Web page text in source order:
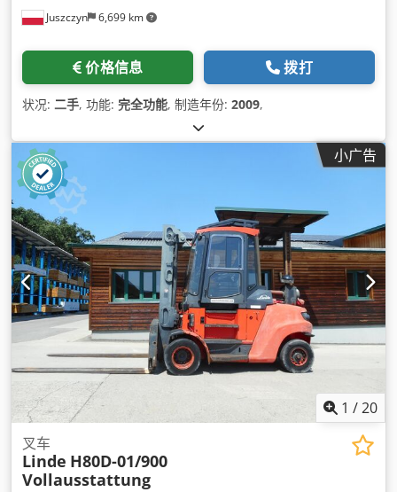
Juszczyn 6,699 km
价格信息 拨打
状况: 二手, 功能: 完全功能, 制造年份: 2009,
小广告
1 /20
叉车
Linde H80D-01/900
Vollausstattung